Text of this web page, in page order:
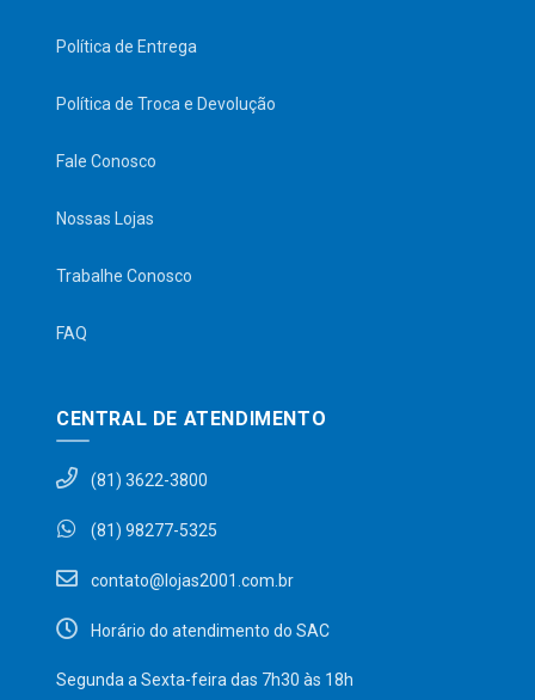
Política de Entrega
Política de Troca e Devolução
Fale Conosco
Nossas Lojas
Trabalhe Conosco
FAQ
CENTRAL DE ATENDIMENTO
(81) 3622-3800
(81) 98277-5325
contato@lojas2001.com.br
Horário do atendimento do SAC
Segunda a Sexta-feira das 7h30 às 18h